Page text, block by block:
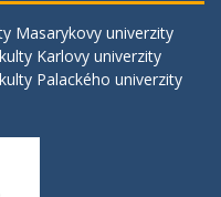
Masarykovy univerzity
Karlovy univerzity
Palackého univerzity